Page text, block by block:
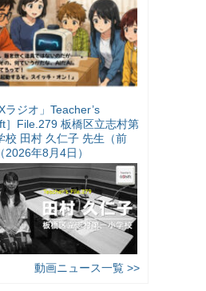
ラジオ」Teacher’s
］File.279 板橋区立志村第
校 田村 久仁子 先生（前
2026年8月4日）
動画ニュース一覧 >>